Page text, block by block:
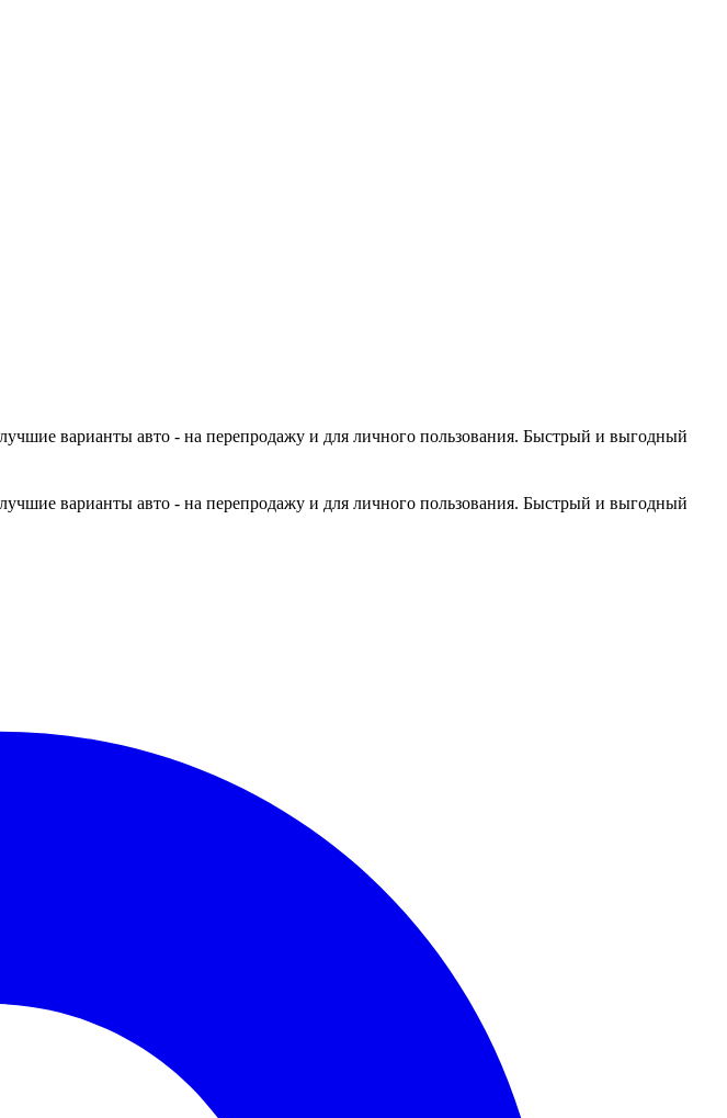
варианты авто - на перепродажу и для личного пользования. Быстрый и выгодный
варианты авто - на перепродажу и для личного пользования. Быстрый и выгодный